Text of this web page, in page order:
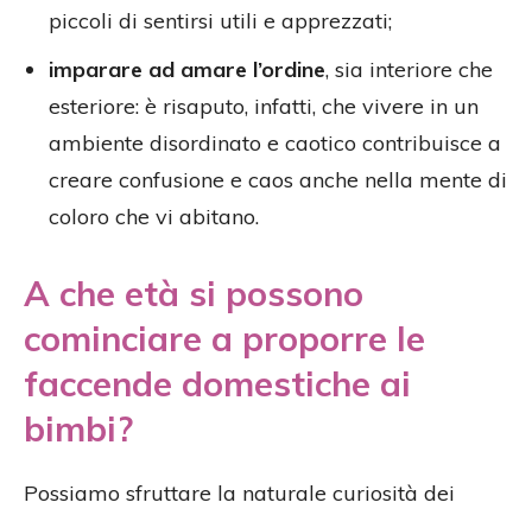
piccoli di sentirsi utili e apprezzati;
imparare ad amare l’ordine, sia interiore che
esteriore: è risaputo, infatti, che vivere in un
ambiente disordinato e caotico contribuisce a
creare confusione e caos anche nella mente di
coloro che vi abitano.
A che età si possono
cominciare a proporre le
faccende domestiche ai
bimbi?
Possiamo sfruttare la naturale curiosità dei